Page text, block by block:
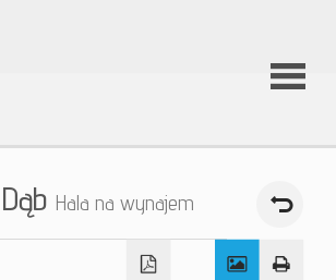
O firmie
Dąb Hala na wynajem